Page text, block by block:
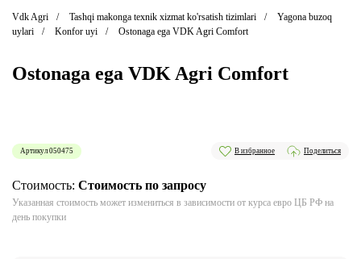
Vdk Agri Tashqi makonga texnik xizmat ko'rsatish tizimlari
Yagona buzoq
uylari
Konfor uyi Ostonaga ega VDK Agri Comfort
Ostonaga ega VDK Agri Comfort
Артикул 050475 В избранное Поделиться
Стоимость: Стоимость по запросу
Указанная стоимость может измениться в зависимости от курса евро ЦБ РФ на
день покупки